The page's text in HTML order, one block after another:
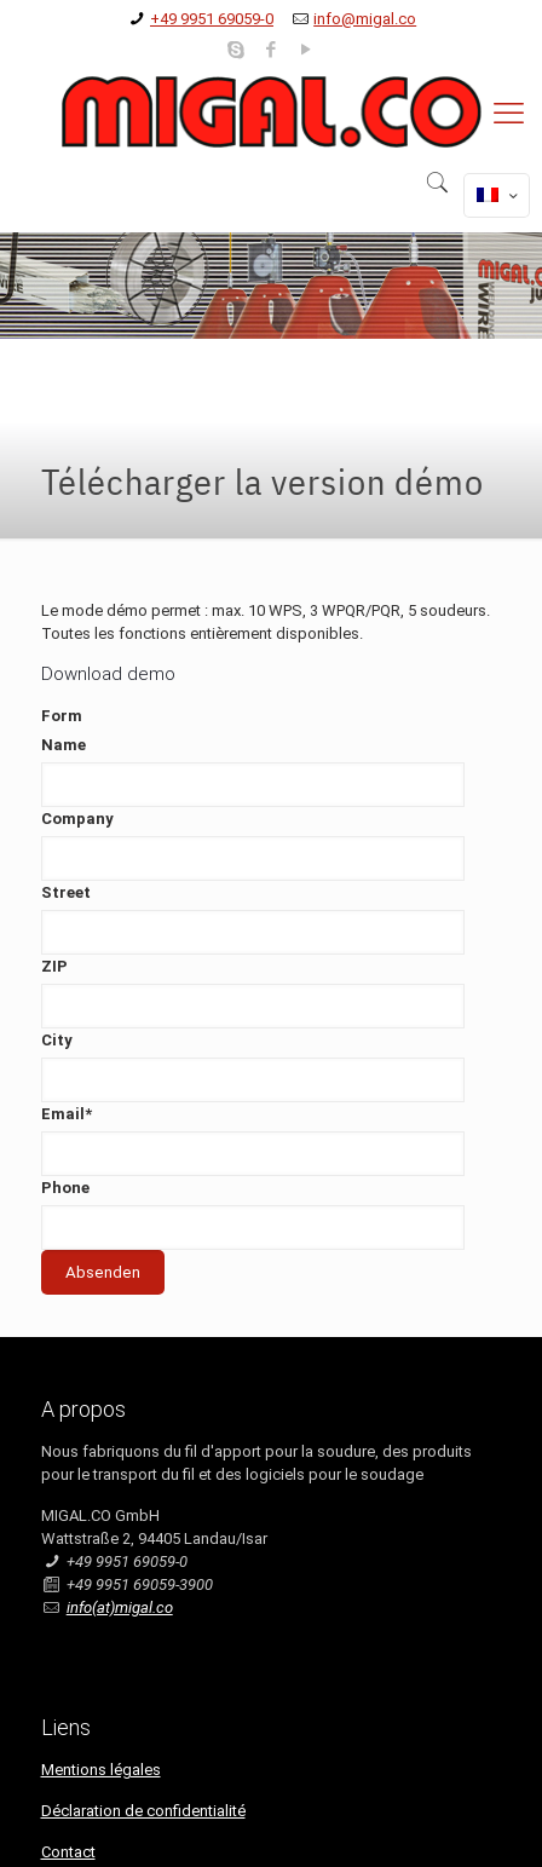
+49 9951 69059-0 info@migal.co
Télécharger la version démo
Le mode démo permet : max. 10 WPS, 3 WPQR/PQR, 5 soudeurs.
Toutes les fonctions entièrement disponibles.
Download demo
Form
Name
Company
Street
ZIP
City
Email *
Phone
A propos
Nous fabriquons du fil d'apport pour la soudure, des produits
pour le transport du fil et des logiciels pour le soudage
MIGAL.CO GmbH
Wattstraße 2, 94405 Landau/Isar
+49 9951 69059-0
+49 9951 69059-3900
info(at)migal.co
Liens
Mentions légales
Déclaration de confidentialité​​​​​​​
Contact